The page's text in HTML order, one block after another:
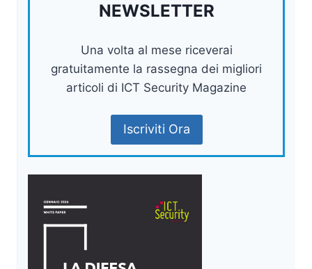
NEWSLETTER
Una volta al mese riceverai
gratuitamente la rassegna dei migliori
articoli di ICT Security Magazine
Iscriviti Ora